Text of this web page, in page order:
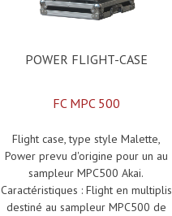
POWER FLIGHT-CASE
FC MPC 500
Flight case, type style Malette,
Power prevu d'origine pour un au
sampleur MPC500 Akai.
Caractéristiques : Flight en multiplis
destiné au sampleur MPC500 de